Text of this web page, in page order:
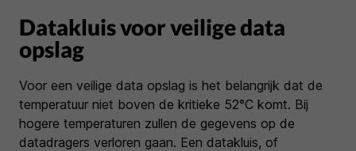
Datakluis voor veilige data
opslag
Voor een veilige data opslag is het belangrijk dat de
temperatuur niet boven de kritieke 52°C komt. Bij
hogere temperaturen zullen de gegevens op de
datadragers verloren gaan. Een datakluis, of